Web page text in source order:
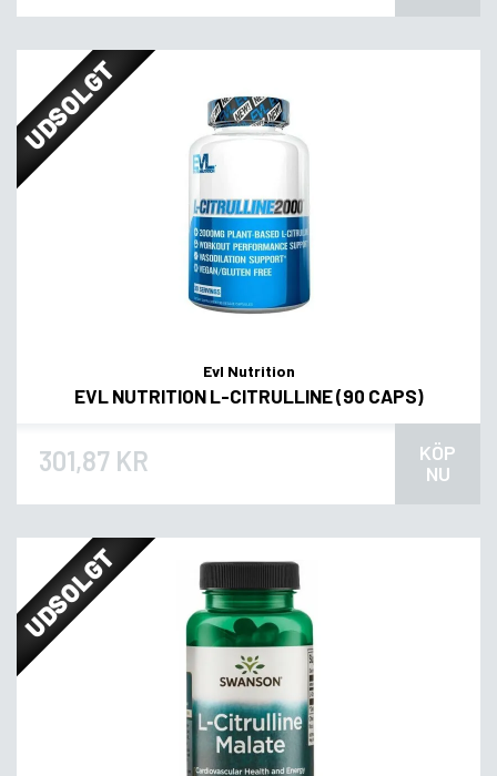
UDSOLGT
Evl Nutrition
EVL NUTRITION L-CITRULLINE (90 CAPS)
301,87 KR
KÖP
NU
UDSOLGT